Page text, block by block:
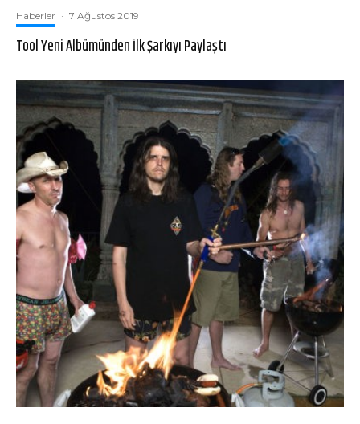
Haberler · 7 Ağustos 2019
Tool Yeni Albümünden İlk Şarkıyı Paylaştı